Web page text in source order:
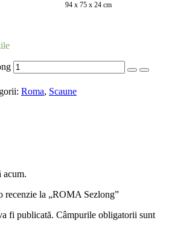
94 x 75 x 24 cm
Roma, Scaune
acum.
recenzie la „ROMA Sezlong”
fi publicată. Câmpurile obligatorii sunt